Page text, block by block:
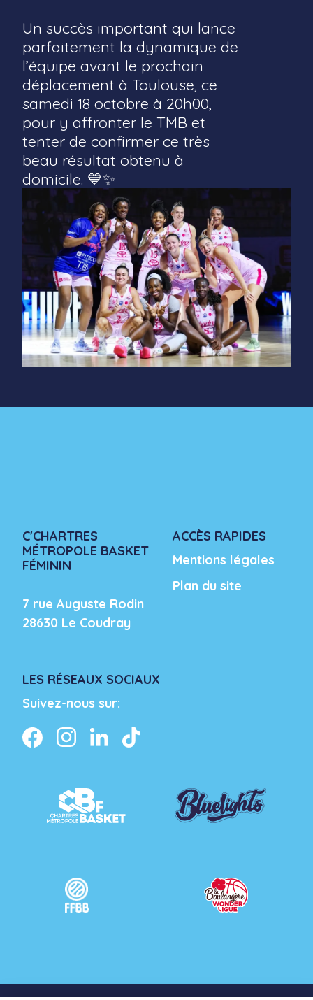
Un succès important qui lance
parfaitement la dynamique de
l’équipe avant le prochain
déplacement à Toulouse, ce
samedi 18 octobre à 20h00,
pour y affronter le TMB et
tenter de confirmer ce très
beau résultat obtenu à
domicile. 💙✨
C'CHARTRES
MÉTROPOLE BASKET
FÉMININ
7 rue Auguste Rodin
28630 Le Coudray
ACCÈS RAPIDES
Mentions légales
Plan du site
LES RÉSEAUX SOCIAUX
Suivez-nous sur: